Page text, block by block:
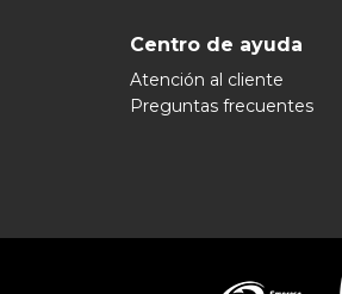
Centro de ayuda
Atención al cliente
Preguntas frecuentes